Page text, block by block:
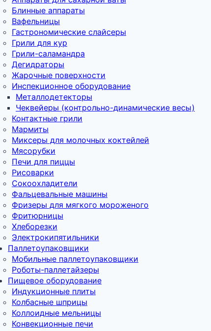
Блинные аппараты
Вафельницы
Гастрономические слайсеры
Грили для кур
Грили-саламандра
Дегидраторы
Жарочные поверхности
Инспекционное оборудование
Металлодетекторы
Чеквейеры (контрольно-динамические весы)
Контактные грили
Мармиты
Миксеры для молочных коктейлей
Мясорубки
Печи для пиццы
Рисоварки
Сокоохладители
Фальцевальные машины
Фризеры для мягкого мороженого
Фритюрницы
Хлеборезки
Электрокипятильники
Паллетоупаковщики
Мобильные паллетоупаковщики
Роботы-паллетайзеры
Пищевое оборудование
Индукционные плиты
Колбасные шприцы
Коллоидные мельницы
Конвекционные печи